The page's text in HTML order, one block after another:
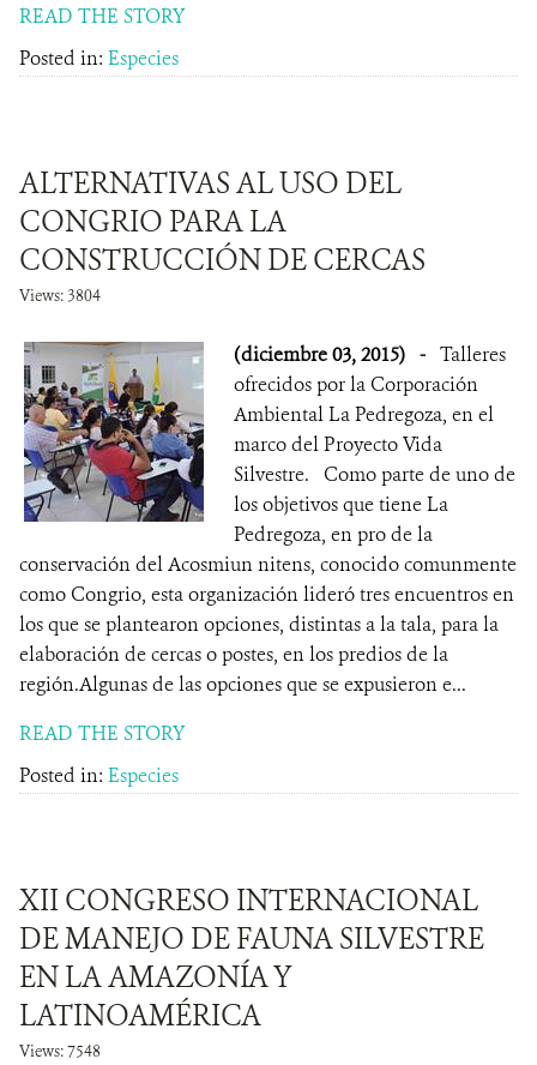
READ THE STORY
Posted in: Especies
ALTERNATIVAS AL USO DEL
CONGRIO PARA LA
CONSTRUCCIÓN DE CERCAS
Views: 3804
(diciembre 03, 2015) - Talleres
ofrecidos por la Corporación
Ambiental La Pedregoza, en el
marco del Proyecto Vida
Silvestre. Como parte de uno de
los objetivos que tiene La
Pedregoza, en pro de la
conservación del Acosmiun nitens, conocido comunmente
como Congrio, esta organización lideró tres encuentros en
los que se plantearon opciones, distintas a la tala, para la
elaboración de cercas o postes, en los predios de la
región.Algunas de las opciones que se expusieron e...
READ THE STORY
Posted in: Especies
XII CONGRESO INTERNACIONAL
DE MANEJO DE FAUNA SILVESTRE
EN LA AMAZONÍA Y
LATINOAMÉRICA
Views: 7548